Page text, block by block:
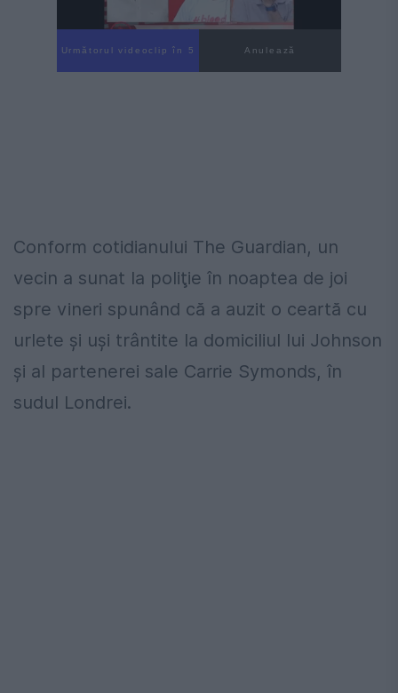
Următorul videoclip în 4 Anulează
Conform cotidianului The Guardian, un
vecin a sunat la poliţie în noaptea de joi
spre vineri spunând că a auzit o ceartă cu
urlete şi uşi trântite la domiciliul lui Johnson
şi al partenerei sale Carrie Symonds, în
sudul Londrei.